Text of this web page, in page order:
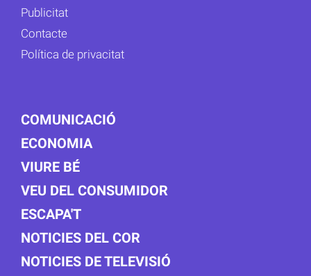
Publicitat
Contacte
Política de privacitat
COMUNICACIÓ
ECONOMIA
VIURE BÉ
VEU DEL CONSUMIDOR
ESCAPA'T
NOTICIES DEL COR
NOTICIES DE TELEVISIÓ